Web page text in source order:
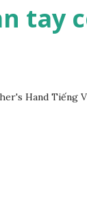
tay
Hand Tiếng